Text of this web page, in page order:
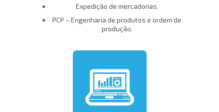
Expedição de mercadorias.
PCP – Engenharia de produtos e ordem de
produção.